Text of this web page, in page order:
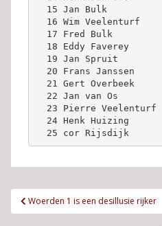
15 Jan Bulk
16 Wim Veelenturf
17 Fred Bulk
18 Eddy Faverey
19 Jan Spruit
20 Frans Janssen
21 Gert Overbeek
22 Jan van Os
23 Pierre Veelenturf
24 Henk Huizing
25 cor Rijsdijk
Bericht
navigatie
Woerden 1 is een desillusie rijker